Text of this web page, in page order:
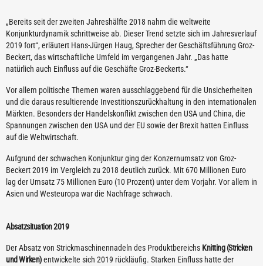
„Bereits seit der zweiten Jahreshälfte 2018 nahm die weltweite
Konjunkturdynamik schrittweise ab. Dieser Trend setzte sich im Jahresverlauf
2019 fort“, erläutert Hans-Jürgen Haug, Sprecher der Geschäftsführung Groz-
Beckert, das wirtschaftliche Umfeld im vergangenen Jahr. „Das hatte
natürlich auch Einfluss auf die Geschäfte Groz-Beckerts.“
Vor allem politische Themen waren ausschlaggebend für die Unsicherheiten
und die daraus resultierende Investitionszurückhaltung in den internationalen
Märkten. Besonders der Handelskonflikt zwischen den USA und China, die
Spannungen zwischen den USA und der EU sowie der Brexit hatten Einfluss
auf die Weltwirtschaft.
Aufgrund der schwachen Konjunktur ging der Konzernumsatz von Groz-
Beckert 2019 im Vergleich zu 2018 deutlich zurück. Mit 670 Millionen Euro
lag der Umsatz 75 Millionen Euro (10 Prozent) unter dem Vorjahr. Vor allem in
Asien und Westeuropa war die Nachfrage schwach.
Absatzsituation 2019
Der Absatz von Strickmaschinennadeln des Produktbereichs Knitting (Stricken
und Wirken)entwickelte sich 2019 rückläufig. Starken Einfluss hatte der